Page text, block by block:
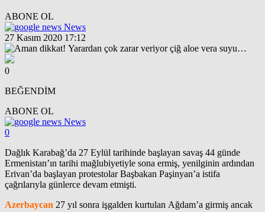
ABONE OL
News
27 Kasım 2020 17:12
0
BEĞENDİM
ABONE OL
News
0
Dağlık Karabağ’da 27 Eylül tarihinde başlayan savaş 44 günde
Ermenistan’ın tarihi mağlubiyetiyle sona ermiş, yenilginin ardından
Erivan’da başlayan protestolar Başbakan Paşinyan’a istifa
çağrılarıyla günlerce devam etmişti.
Azerbaycan 27 yıl sonra işgalden kurtulan Ağdam’a girmiş ancak